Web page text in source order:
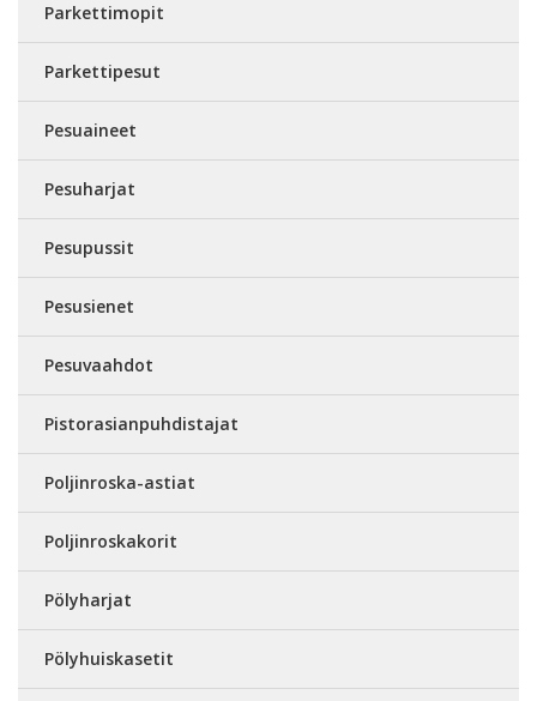
Parkettimopit
Parkettipesut
Pesuaineet
Pesuharjat
Pesupussit
Pesusienet
Pesuvaahdot
Pistorasianpuhdistajat
Poljinroska-astiat
Poljinroskakorit
Pölyharjat
Pölyhuiskasetit